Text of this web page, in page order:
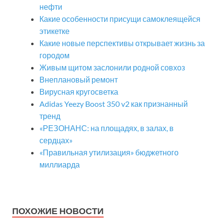
нефти
Какие особенности присущи самоклеящейся
этикетке
Какие новые перспективы открывает жизнь за
городом
Живым щитом заслонили родной совхоз
Внеплановый ремонт
Вирусная кругосветка
Adidas Yeezy Boost 350 v2 как признанный
тренд
«РЕЗОНАНС: на площадях, в залах, в
сердцах»
«Правильная утилизация» бюджетного
миллиарда
ПОХОЖИЕ НОВОСТИ